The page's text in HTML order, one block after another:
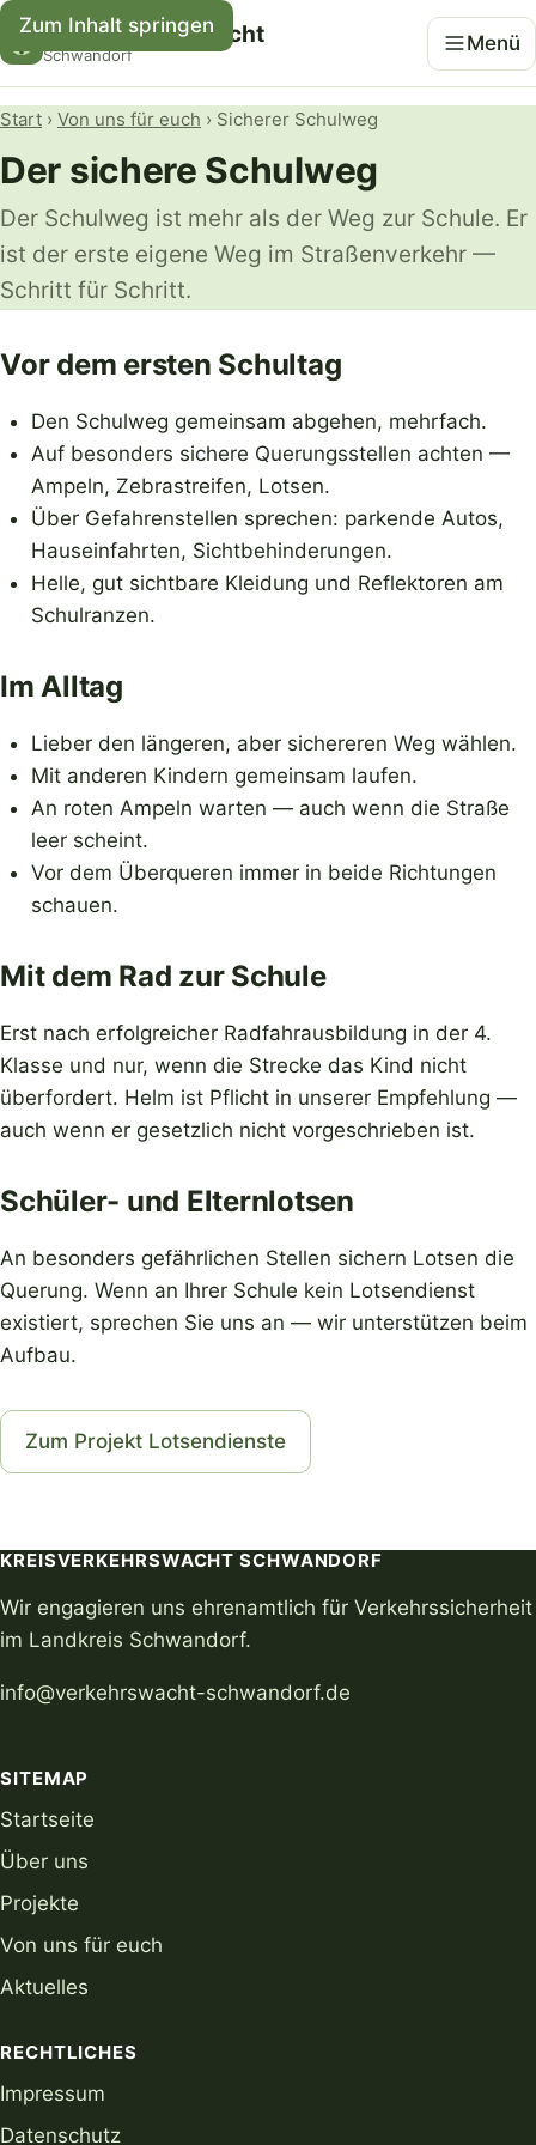
Zum Inhalt springen
Kreisverkehrswacht
Schwandorf
Menü
Start › Von uns für euch › Sicherer Schulweg
Der sichere Schulweg
Der Schulweg ist mehr als der Weg zur Schule. Er
ist der erste eigene Weg im Straßenverkehr —
Schritt für Schritt.
Vor dem ersten Schultag
Den Schulweg gemeinsam abgehen, mehrfach.
Auf besonders sichere Querungsstellen achten —
Ampeln, Zebrastreifen, Lotsen.
Über Gefahrenstellen sprechen: parkende Autos,
Hauseinfahrten, Sichtbehinderungen.
Helle, gut sichtbare Kleidung und Reflektoren am
Schulranzen.
Im Alltag
Lieber den längeren, aber sichereren Weg wählen.
Mit anderen Kindern gemeinsam laufen.
An roten Ampeln warten — auch wenn die Straße
leer scheint.
Vor dem Überqueren immer in beide Richtungen
schauen.
Mit dem Rad zur Schule
Erst nach erfolgreicher Radfahrausbildung in der 4.
Klasse und nur, wenn die Strecke das Kind nicht
überfordert. Helm ist Pflicht in unserer Empfehlung —
auch wenn er gesetzlich nicht vorgeschrieben ist.
Schüler- und Elternlotsen
An besonders gefährlichen Stellen sichern Lotsen die
Querung. Wenn an Ihrer Schule kein Lotsendienst
existiert, sprechen Sie uns an — wir unterstützen beim
Aufbau.
Zum Projekt Lotsendienste
KREISVERKEHRSWACHT SCHWANDORF
Wir engagieren uns ehrenamtlich für Verkehrssicherheit
im Landkreis Schwandorf.
info@verkehrswacht-schwandorf.de
SITEMAP
Startseite
Über uns
Projekte
Von uns für euch
Aktuelles
RECHTLICHES
Impressum
Datenschutz